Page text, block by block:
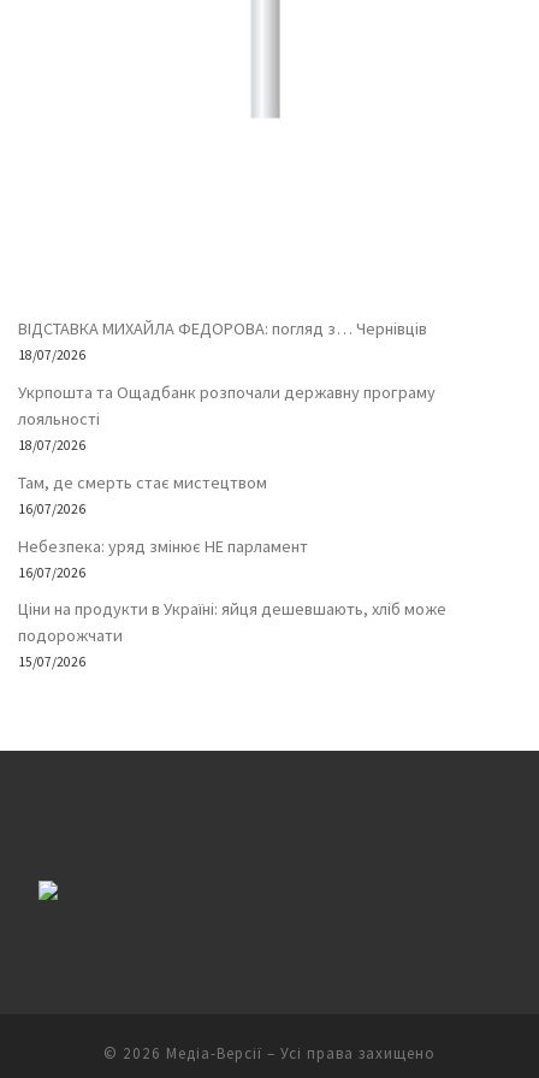
ВІДСТАВКА МИХАЙЛА ФЕДОРОВА: погляд з… Чернівців
18/07/2026
Укрпошта та Ощадбанк розпочали державну програму
лояльності
18/07/2026
Там, де смерть стає мистецтвом
16/07/2026
Небезпека: уряд змінює НЕ парламент
16/07/2026
Ціни на продукти в Україні: яйця дешевшають, хліб може
подорожчати
15/07/2026
© 2026 Медіа-Версії – Усі права захищено